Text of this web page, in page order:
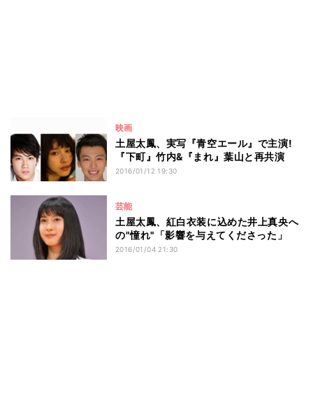
映画
土屋太鳳、実写『青空エール』で主演!
『下町』竹内&『まれ』葉山と再共演
2016/01/12 19:30
芸能
土屋太鳳、紅白衣装に込めた井上真央へ
の"憧れ"「影響を与えてくださった」
2016/01/04 21:30